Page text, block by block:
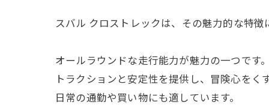
スバル クロストレックは、その魅力的な特
オールラウンドな走行能力が魅力の一つです
トラクションと安定性を提供し、冒険心を
日常の通勤や買い物にも適しています。